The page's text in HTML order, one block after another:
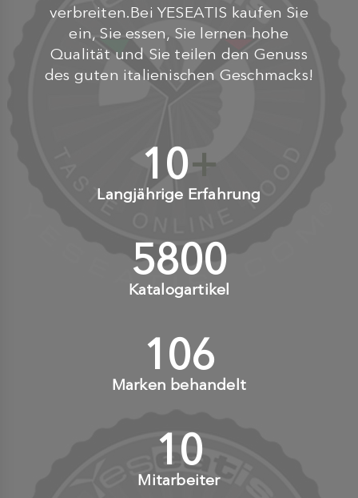
verbreiten.Bei YESEATIS kaufen Sie
ein, Sie essen, Sie lernen hohe
Qualität und Sie teilen den Genuss
des guten italienischen Geschmacks!
10+
Langjährige Erfahrung
6000+
Katalogartikel
110+
Marken behandelt
10+
Mitarbeiter